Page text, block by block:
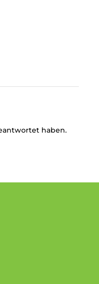
haben.